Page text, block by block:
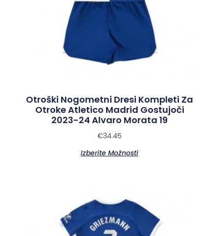
Otroški Nogometni Dresi Kompleti Za
Otroke Atletico Madrid Gostujoči
2023-24 Alvaro Morata 19
€34.45
Izberite Možnosti